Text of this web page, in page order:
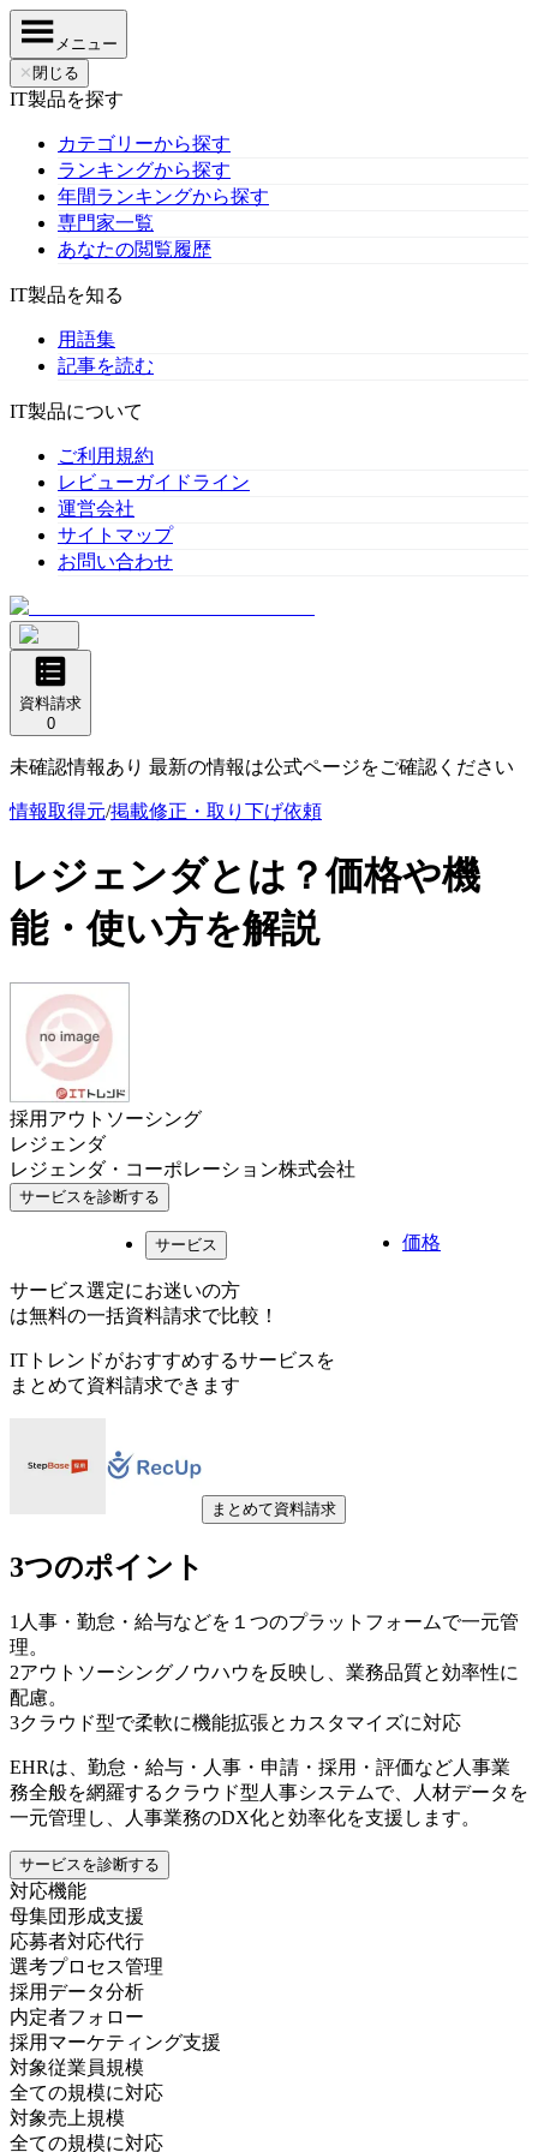
メニュー
✕ 閉じる
IT製品を探す
カテゴリーから探す
ランキングから探す
年間ランキングから探す
専門家一覧
あなたの閲覧履歴
IT製品を知る
用語集
記事を読む
IT製品について
ご利用規約
レビューガイドライン
運営会社
サイトマップ
お問い合わせ
資料請求
0
未確認情報あり 最新の情報は公式ページをご確認ください
情報取得元/掲載修正・取り下げ依頼
レジェンダとは？価格や機
能・使い方を解説
採用アウトソーシング
レジェンダ
レジェンダ・コーポレーション株式会社
サービスを診断する
サービス 価格
サービス選定にお迷いの方
は無料の一括資料請求で比較！
ITトレンドがおすすめするサービスを
まとめて資料請求できます
まとめて資料請求
3つのポイント
1 人事・勤怠・給与などを１つのプラットフォームで一元管
理。
2アウトソーシングノウハウを反映し、業務品質と効率性に
配慮。
3クラウド型で柔軟に機能拡張とカスタマイズに対応
EHRは、勤怠・給与・人事・申請・採用・評価など人事業
務全般を網羅するクラウド型人事システムで、人材データを
一元管理し、人事業務のDX化と効率化を支援します。
サービスを診断する
対応機能
母集団形成支援
応募者対応代行
選考プロセス管理
採用データ分析
内定者フォロー
採用マーケティング支援
対象従業員規模
全ての規模に対応
対象売上規模
全ての規模に対応